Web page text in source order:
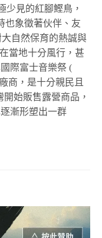
少見的紅腳鰹鳥，
也象徵著伙伴、友
自然保育的熱誠與
當地十分風行，甚
際富士音樂祭 (
商，是十分親民且
始販售露營商品，
漸形塑出一群